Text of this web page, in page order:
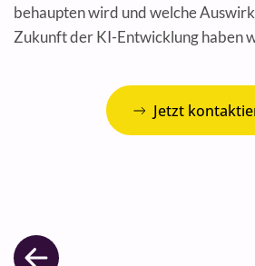
behaupten wird und welche
Zukunft der KI-Entwicklung haben
Jetzt